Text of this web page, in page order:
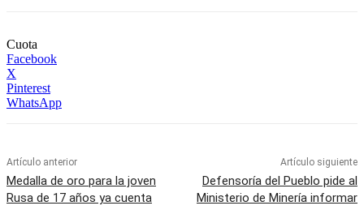
Cuota
Facebook
X
Pinterest
WhatsApp
Artículo anterior
Medalla de oro para la joven
Rusa de 17 años ya cuenta
Artículo siguiente
Defensoría del Pueblo pide al
Ministerio de Minería informar